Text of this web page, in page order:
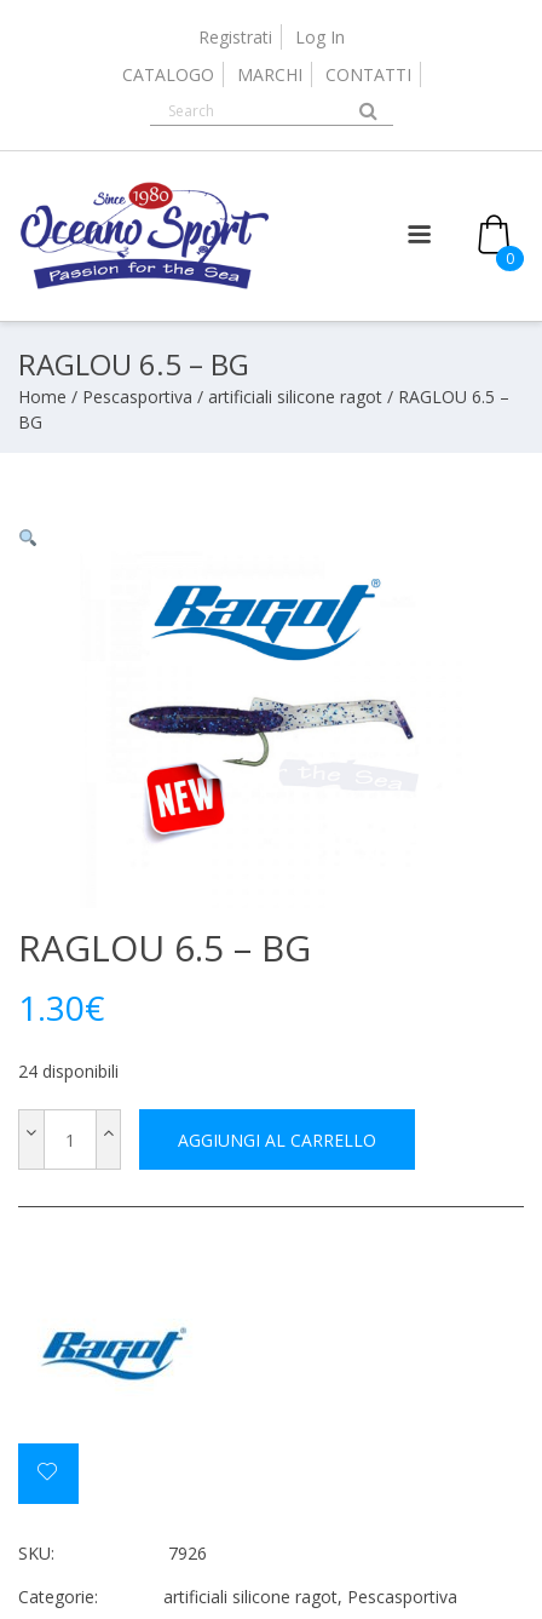
Registrati
Log In
CATALOGO
MARCHI CONTATTI
0
RAGLOU 6.5 – BG
Home / Pescasportiva / artificiali silicone ragot / RAGLOU 6.5 –
BG
RAGLOU 6.5 – BG
1.30€
24 disponibili
AGGIUNGI AL CARRELLO
SKU:
7926
Categorie:
artificiali silicone ragot, Pescasportiva